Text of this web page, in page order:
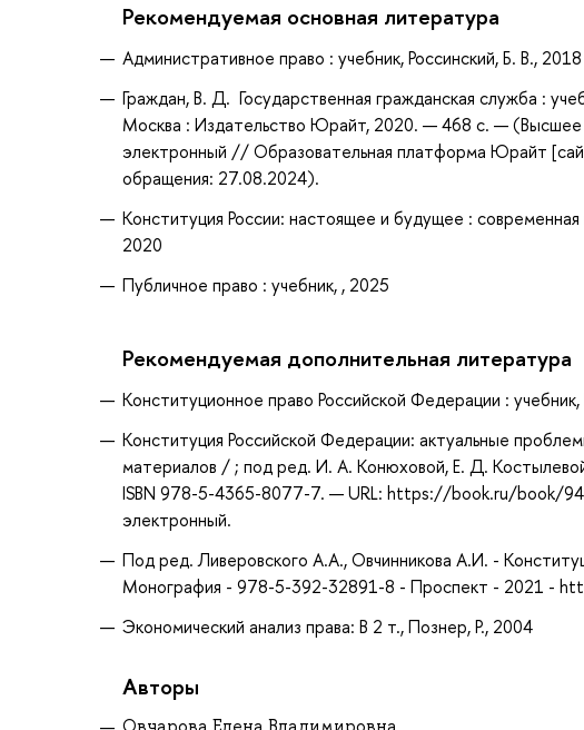
Рекомендуемая основная литература
Административное право : учебник, Россинский, Б. В., 2018
Граждан, В. Д. Государственная гражданская служба :
Москва : Издательство Юрайт, 2020. — 468 с. —
электронный // Образовательная платформа Юрайт
обращения: 27.08.2024).
Конституция России: настоящее и будущее :
2020
Публичное право : учебник, , 2025
Рекомендуемая дополнительная литература
Конституционное право Российской Федерации :
Конституция Российской Федерации: актуальные
материалов / ; под ред. И. А. Конюховой, Е. Д.
ISBN 978-5-4365-8077-7. — URL: https://book.ru/book/
электронный.
Под ред. Ливеровского А.А., Овчинникова А.И. -
Монография - 978-5-392-32891-8 - Проспект - 2021 -
Экономический анализ права: В 2 т., Познер, Р., 2004
Авторы